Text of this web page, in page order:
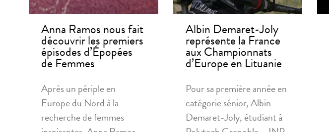
Anna Ramos nous fait
découvrir les premiers
épisodes d’Épopées
de Femmes
Après un périple en
Europe du Nord à la
recherche de femmes
Albin Demaret-Joly
représente la France
aux Championnats
d’Europe en Lituanie
Pour sa première année en
catégorie sénior, Albin
Demaret-Joly, étudiant à